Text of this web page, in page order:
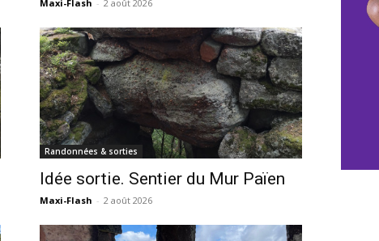
Maxi-Flash - 2 août 2026
Randonnées & sorties
Idée sortie. Sentier du Mur Païen
Maxi-Flash - 2 août 2026